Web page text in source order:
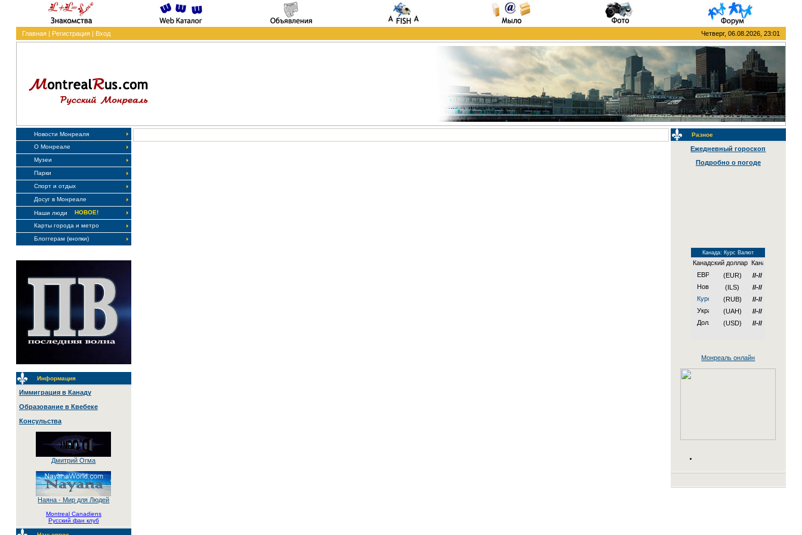
Главная| Регистрация| Вход Четверг, 06.08.2026, 23:01
Новости Монреаля
О Монреале
Музеи
Парки
Спорт и отдых
Досуг в Монреале
Наши люди
НОВОЕ!
Карты города и метро
Блоггерам (кнопки)
Информация
Иммиграция в Канаду
Образование в Квебеке
Консульства
Дмитрий Огма
Наяна - Мир для Людей
Montreal Canadiens
Русский фан клуб
Разное
Ежедневный гороскоп
Подробно о погоде
Канада: Курс Валют
Канадский доллар
(EUR)
//-//
(ILS)
//-//
(RUB)
//-//
(UAH)
//-//
(USD)
//-//
Монреаль онлайн